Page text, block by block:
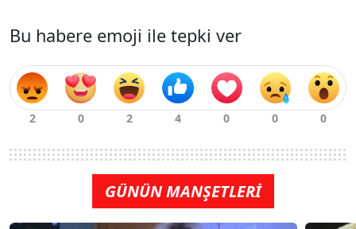
Bu habere emoji ile tepki ver
GÜNÜN MANŞETLERİ